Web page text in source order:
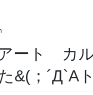
ート カル
&(；´Д`A